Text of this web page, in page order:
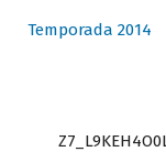
Temporada 2014